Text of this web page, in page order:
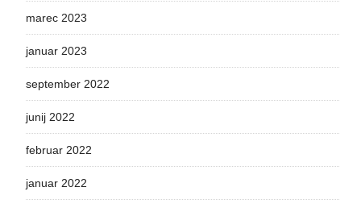
marec 2023
januar 2023
september 2022
junij 2022
februar 2022
januar 2022